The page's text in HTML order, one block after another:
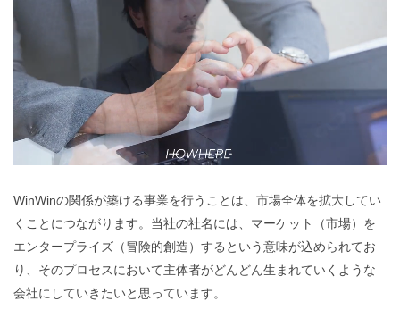
WinWinの関係が築ける事業を行うことは、市場全体を拡大してい
くことにつながります。当社の社名には、マーケット（市場）を
エンタープライズ（冒険的創造）するという意味が込められてお
り、そのプロセスにおいて主体者がどんどん生まれていくような
会社にしていきたいと思っています。